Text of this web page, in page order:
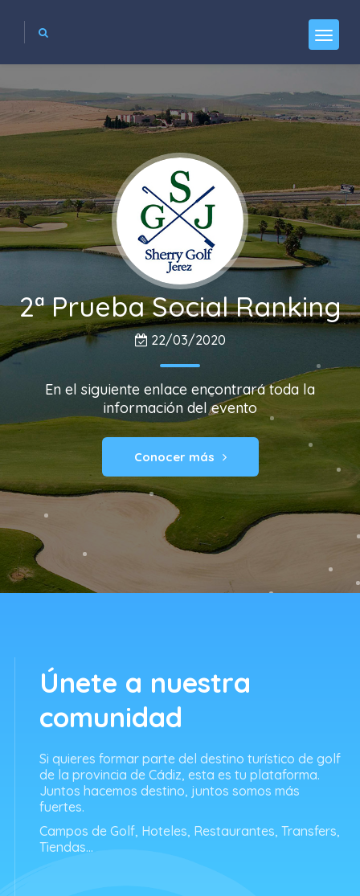
2ª Prueba Social Ranking
22/03/2020
En el siguiente enlace encontrará toda la
información del evento
Conocer más
Únete a nuestra
comunidad
Si quieres formar parte del destino turístico de golf
de la provincia de Cádiz, esta es tu plataforma.
Juntos hacemos destino, juntos somos más
fuertes.
Campos de Golf, Hoteles, Restaurantes, Transfers,
Tiendas...